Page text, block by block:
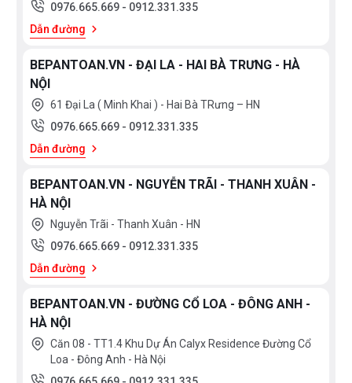
0976.665.669 - 0912.331.335
Dẫn đường
BEPANTOAN.VN - ĐẠI LA - HAI BÀ TRƯNG - HÀ
NỘI
61 Đại La ( Minh Khai ) - Hai Bà TRưng – HN
0976.665.669 - 0912.331.335
Dẫn đường
BEPANTOAN.VN - NGUYỄN TRÃI - THANH XUÂN -
HÀ NỘI
Nguyễn Trãi - Thanh Xuân - HN
0976.665.669 - 0912.331.335
Dẫn đường
BEPANTOAN.VN - ĐƯỜNG CỔ LOA - ĐÔNG ANH -
HÀ NỘI
Căn 08 - TT1.4 Khu Dự Án Calyx Residence Đường Cổ
Loa - Đông Anh - Hà Nội